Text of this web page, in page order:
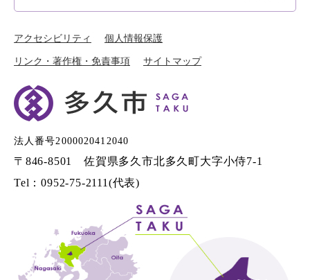
アクセシビリティ 個人情報保護
リンク・著作権・免責事項 サイトマップ
法人番号2000020412040
〒846-8501 佐賀県多久市北多久町大字小侍7-1
Tel：0952-75-2111(代表)